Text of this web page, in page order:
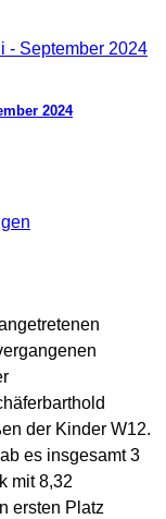
2024
der Kinder W12.
es insgesamt 3
mit 8,32
ersten Platz